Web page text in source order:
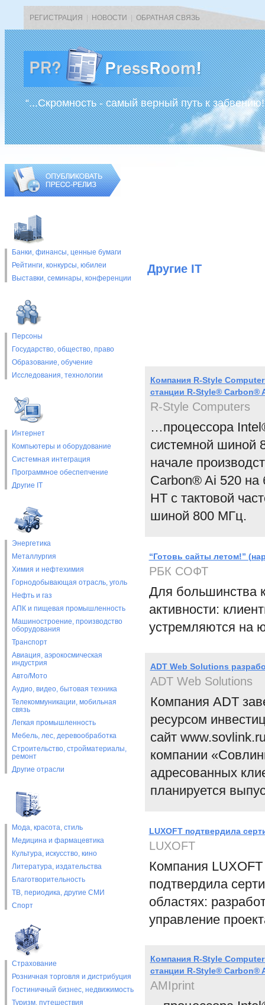
РЕГИСТРАЦИЯ НОВОСТИ ОБРАТНАЯ СВЯЗЬ
“...Скромность - самый верный путь к
Банки, финансы, ценные бумаги
Рейтинги, конкурсы, юбилеи
Выставки, cеминары, конференции
Персоны
Государство, общество, право
Образование, обучение
Исследования, технологии
Интернет
Компьютеры и оборудование
Системная интеграция
Программное обеспепчение
Другие IT
Энергетика
Металлургия
Химия и нефтехимия
Горнодобывающая отрасль, уголь
Нефть и газ
АПК и пищевая промышленность
Машиностроение, производство
оборудования
Транспорт
Авиация, аэрокосмическая
индустрия
Авто/Мото
Аудио, видео, бытовая техника
Телекоммуникации, мобильная
связь
Легкая промышленность
Мебель, лес, деревообработка
Строительство, стройматериалы,
ремонт
Другие отрасли
Мода, красота, стиль
Медицина и фармацевтика
Культура, искусство, кино
Литература, издательства
Благотворительность
ТВ, периодика, другие СМИ
Спорт
Страхование
Розничная торговля и дистрибуция
Гостиничный бизнес, недвижимость
Туризм, путешествия
Другие IT
Компания R-Style
станции R-Style® Carbon®
R-Style Computers
…процессора
системной шиной
начале
Carbon® Ai 520 на
HT с тактовой
шиной 800 МГц.
“Готовь сайты летом!”
РБК СОФТ
Для большинства
активности:
устремляются на
ADT Web Solutions
ADT Web Solutions
Компания ADT
ресурсом
сайт
компании
адресованных
планируется
LUXOFT подтвердила
LUXOFT
Компания
подтвердила
областях:
управление
Компания R-Style
станции R-Style® Carbon®
AMIprint